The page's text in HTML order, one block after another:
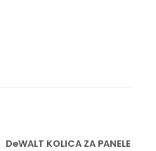
-22%
DeWALT KOLICA ZA PANELE